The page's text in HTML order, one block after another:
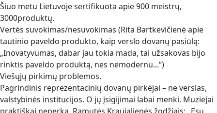
Šiuo metu Lietuvoje sertifikuota apie 900 meistrų,
3000produktų.
Vertės suvokimas/nesuvokimas (Rita Bartkevičienė apie
tautinio paveldo produkto, kaip verslo dovanų pasiūlą:
„Inovatyvumas, dabar jau tokia mada, tai užsakovas bijo
rinktis paveldo produktą, nes nemodernu...“)
Viešųjų pirkimų problemos.
Pagrindinis reprezentacinių dovanų pirkėjai – ne verslas,
valstybinės institucijos. O jų įsigijimai labai menki. Muziejai
praktiškai neperka, Ramutės Kraujalienės žodžiais: „Esu